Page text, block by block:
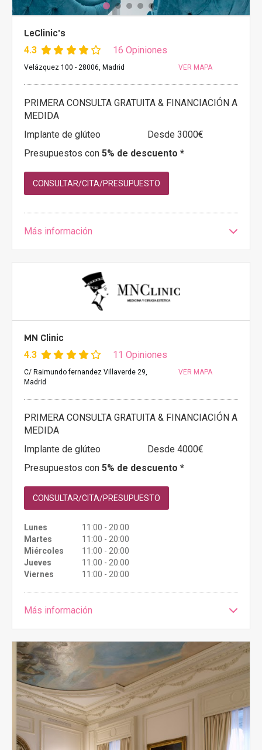
LeClinic's
4.3 16 Opiniones
Velázquez 100 - 28006, Madrid VER MAPA
PRIMERA CONSULTA GRATUITA & FINANCIACIÓN A
MEDIDA
Implante de glúteo
Desde 3000€
Presupuestos con 5% de descuento *
CONSULTAR/CITA/PRESUPUESTO
Más información
MN Clinic
4.3 11 Opiniones
C/ Raimundo fernandez Villaverde 29,
Madrid
VER MAPA
PRIMERA CONSULTA GRATUITA & FINANCIACIÓN A
MEDIDA
Implante de glúteo
Desde 4000€
Presupuestos con 5% de descuento *
CONSULTAR/CITA/PRESUPUESTO
Lunes
11:00 - 20:00
Martes
11:00 - 20:00
Miércoles
11:00 - 20:00
Jueves
11:00 - 20:00
Viernes
11:00 - 20:00
Más información